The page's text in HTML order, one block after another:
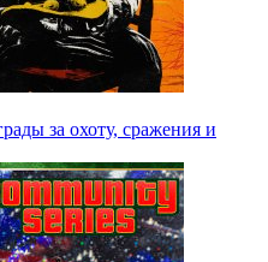
за охоту, сражения и